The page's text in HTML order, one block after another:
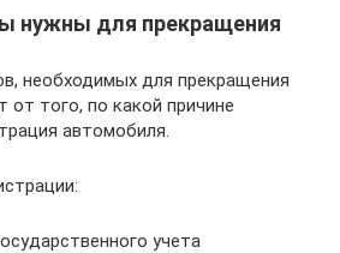
нужны для прекращения
необходимых для прекращения
от того, по какой причине
автомобиля.
учета